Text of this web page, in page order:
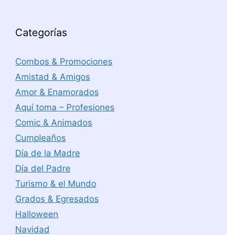
Categorías
Combos & Promociones
Amistad & Amigos
Amor & Enamorados
Aquí toma – Profesiones
Comic & Animados
Cumpleaños
Día de la Madre
Día del Padre
Turismo & el Mundo
Grados & Egresados
Halloween
Navidad